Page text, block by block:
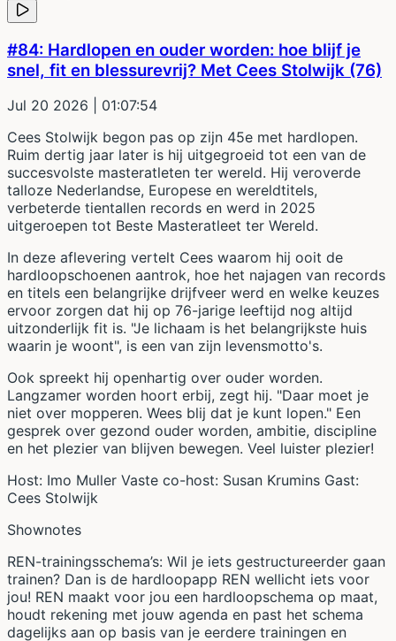
#84: Hardlopen en ouder worden: hoe blijf je
snel, fit en blessurevrij? Met Cees Stolwijk (76)
Jul 20 2026 | 01:07:54
Cees Stolwijk begon pas op zijn 45e met hardlopen.
Ruim dertig jaar later is hij uitgegroeid tot een van de
succesvolste masteratleten ter wereld. Hij veroverde
talloze Nederlandse, Europese en wereldtitels,
verbeterde tientallen records en werd in 2025
uitgeroepen tot Beste Masteratleet ter Wereld.
In deze aflevering vertelt Cees waarom hij ooit de
hardloopschoenen aantrok, hoe het najagen van records
en titels een belangrijke drijfveer werd en welke keuzes
ervoor zorgen dat hij op 76-jarige leeftijd nog altijd
uitzonderlijk fit is. "Je lichaam is het belangrijkste huis
waarin je woont", is een van zijn levensmotto's.
Ook spreekt hij openhartig over ouder worden.
Langzamer worden hoort erbij, zegt hij. "Daar moet je
niet over mopperen. Wees blij dat je kunt lopen." Een
gesprek over gezond ouder worden, ambitie, discipline
en het plezier van blijven bewegen. Veel luister plezier!
Host: Imo Muller Vaste co-host: Susan Krumins Gast:
Cees Stolwijk
Shownotes
REN-trainingsschema’s: Wil je iets gestructureerder gaan
trainen? Dan is de hardloopapp REN wellicht iets voor
jou! REN maakt voor jou een hardloopschema op maat,
houdt rekening met jouw agenda en past het schema
dagelijks aan op basis van je eerdere trainingen en